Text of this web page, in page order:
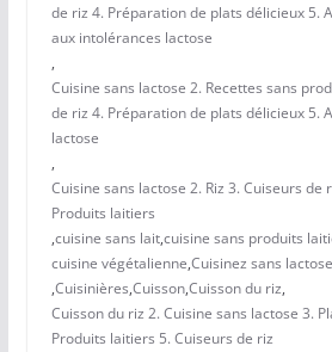
de riz 4. Préparation de plats délicieux 5.
aux intolérances lactose
,
Cuisine sans lactose 2. Recettes sans
de riz 4. Préparation de plats délicieux 5.
lactose
,
Cuisine sans lactose 2. Riz 3. Cuiseurs de
Produits laitiers
,cuisine sans lait,cuisine sans produits
cuisine végétalienne,Cuisinez sans
,Cuisinières,Cuisson,Cuisson du riz,
Cuisson du riz 2. Cuisine sans lactose 3.
Produits laitiers 5. Cuiseurs de riz